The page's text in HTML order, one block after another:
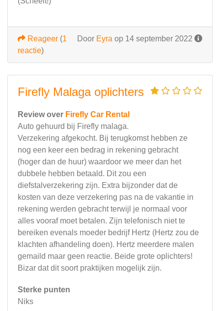
Door Eyra op 14 september 2022
Reageer (1
reactie)
Firefly Malaga oplichters
Review over Firefly Car Rental
Auto gehuurd bij Firefly malaga.
Verzekering afgekocht. Bij terugkomst hebben ze
nog een keer een bedrag in rekening gebracht
(hoger dan de huur) waardoor we meer dan het
dubbele hebben betaald. Dit zou een
diefstalverzekering zijn. Extra bijzonder dat de
kosten van deze verzekering pas na de vakantie in
rekening werden gebracht terwijl je normaal voor
alles vooraf moet betalen. Zijn telefonisch niet te
bereiken evenals moeder bedrijf Hertz (Hertz zou de
klachten afhandeling doen). Hertz meerdere malen
gemaild maar geen reactie. Beide grote oplichters!
Bizar dat dit soort praktijken mogelijk zijn.
Sterke punten
Niks